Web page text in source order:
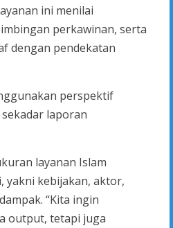
ini menilai
perkawinan, serta
dengan pendekatan
perspektif
laporan
layanan Islam
yakni kebijakan, aktor,
“Kita ingin
output, tetapi juga